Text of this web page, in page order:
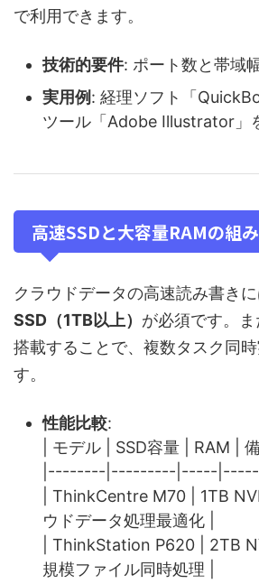
で利用できます。
技術的要件: ポート数と帯域
実用例: 経理ソフト「
ツール「Adobe Illustrator」
高速SSDと大容量RAMの組
クラウドデータの高速読み書きに
SSD（1TB以上） が必須です。ま
搭載することで、複数タスク同
す。
性能比較:
| モデル | SSD容量 | RAM | 備
|--------|---------|-----
| ThinkCentre M70 | 1TB
ウドデータ処理最適化 |
| ThinkStation P620 | 2TB
規模ファイル同時処理 |